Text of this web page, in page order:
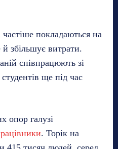
частіше покладаються на
й збільшує витрати.
співпрацюють зі
ще під час
опор галузі
. Торік на